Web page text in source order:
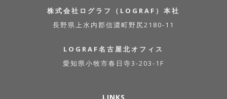
株式会社ログラフ（LOGRAF）本社
長野県上水内郡信濃町野尻2180-11
LOGRAF名古屋北オフィス
愛知県小牧市春日寺3-203-1F
LINKS